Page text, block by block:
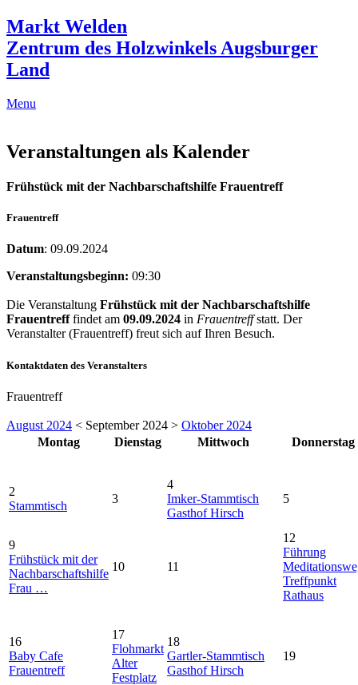
Markt Welden
Zentrum des Holzwinkels Augsburger
Land
Menu
Veranstaltungen als Kalender
Frühstück mit der Nachbarschaftshilfe Frauentreff
Frauentreff
Datum: 09.09.2024
Veranstaltungsbeginn: 09:30
Die Veranstaltung Frühstück mit der Nachbarschaftshilfe
Frauentrefffindet am 09.09.2024 in Frauentreffstatt. Der
Veranstalter (Frauentreff) freut sich auf Ihren Besuch.
Kontaktdaten des Veranstalters
Frauentreff
August 2024 < September 2024 > Oktober 2024
Montag
Dienstag Mittwoch Donnerstag
2
Stammtisch
3
4
Imker-Stammtisch
Gasthof Hirsch
5
9
Frühstück mit der
Nachbarschaftshilfe
Frau …
10 11
12
Führung
Treffpunkt
Rathaus
16
Baby Cafe
Frauentreff
17
Flohmarkt
Alter
Festplatz
18
Gartler-Stammtisch
Gasthof Hirsch
19